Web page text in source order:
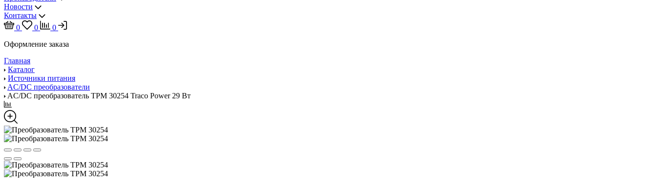
Новости
Контакты
0
0
0
Оформление заказа
Главная
Каталог
Источники питания
AC/DC преобразователи
AC/DC преобразователь TPM 30254 Traco Power 29 Вт